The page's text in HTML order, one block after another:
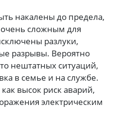
накалены до предела,
сложным для
разлуки,
разрывы. Вероятно
нештатных ситуаций,
в семье и на службе.
высок риск аварий,
электрическим